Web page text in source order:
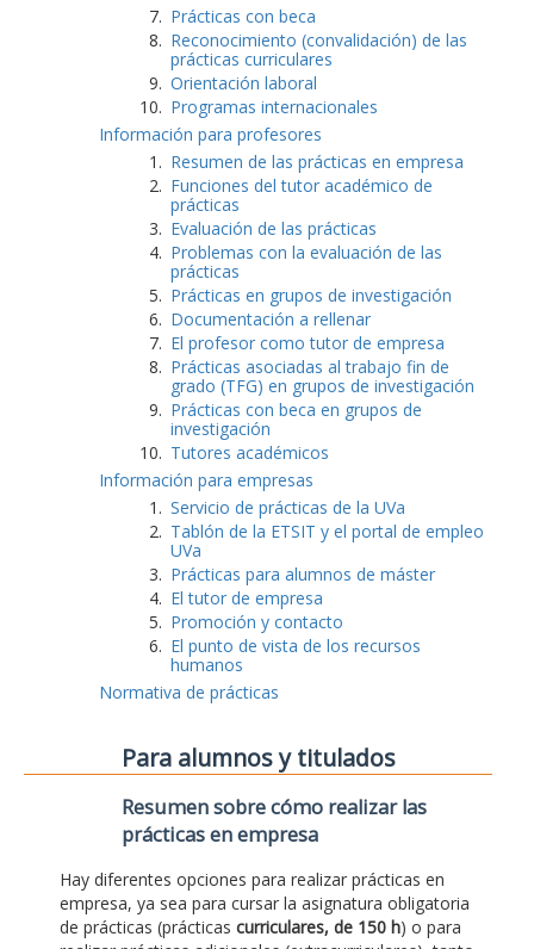
Prácticas con beca
Reconocimiento (convalidación) de las
prácticas curriculares
Orientación laboral
Programas internacionales
Información para profesores
Resumen de las prácticas en empresa
Funciones del tutor académico de
prácticas
Evaluación de las prácticas
Problemas con la evaluación de las
prácticas
Prácticas en grupos de investigación
Documentación a rellenar
El profesor como tutor de empresa
Prácticas asociadas al trabajo fin de
grado (TFG) en grupos de investigación
Prácticas con beca en grupos de
investigación
Tutores académicos
Información para empresas
Servicio de prácticas de la UVa
Tablón de la ETSIT y el portal de empleo
UVa
Prácticas para alumnos de máster
El tutor de empresa
Promoción y contacto
El punto de vista de los recursos
humanos
Normativa de prácticas
Para alumnos y titulados
Resumen sobre cómo realizar las
prácticas en empresa
Hay diferentes opciones para realizar prácticas en
empresa, ya sea para cursar la asignatura obligatoria
de prácticas (prácticas curriculares, de 150 h) o para